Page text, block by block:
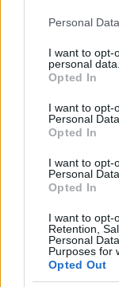
Please note that
not limited to
grant or deny
use your data for
consent section.
Personal
I want to opt-
personal data.
Opted In
I want to opt-
Personal Data.
Opted In
I want to opt-
Personal
Opted In
I want to opt-
Retention,
Personal
Purposes for
Opted Out
37. hét 80
36. hét 88
35. hét 75
34. hét68
33. hét 50
32. hét 45
31. hét 49
30. hét 34
29. hét
28. hét40
27. hét 44
25. hét54
24. hét 59
23. hét72
2014.22. hét84